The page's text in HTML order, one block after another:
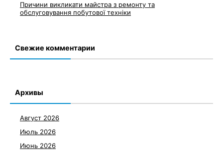
Причини викликати майстра з ремонту та
обслуговування побутової техніки
Свежие комментарии
Архивы
Август 2026
Июль 2026
Июнь 2026